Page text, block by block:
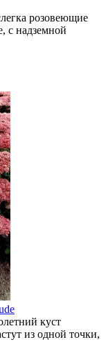
розовеющие
с надземной
куст
из одной точки,